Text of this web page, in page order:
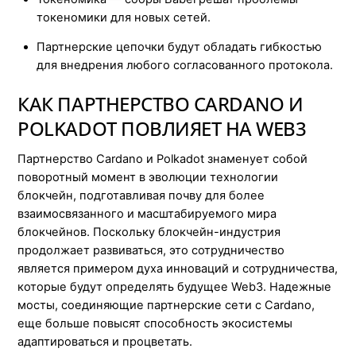
токеномики для новых сетей.
Партнерские цепочки будут обладать гибкостью
для внедрения любого согласованного протокола.
КАК ПАРТНЕРСТВО CARDANO И
POLKADOT ПОВЛИЯЕТ НА WEB3
Партнерство Cardano и Polkadot знаменует собой
поворотный момент в эволюции технологии
блокчейн, подготавливая почву для более
взаимосвязанного и масштабируемого мира
блокчейнов. Поскольку блокчейн-индустрия
продолжает развиваться, это сотрудничество
является примером духа инноваций и сотрудничества,
которые будут определять будущее Web3. Надежные
мосты, соединяющие партнерские сети с Cardano,
еще больше повысят способность экосистемы
адаптироваться и процветать.